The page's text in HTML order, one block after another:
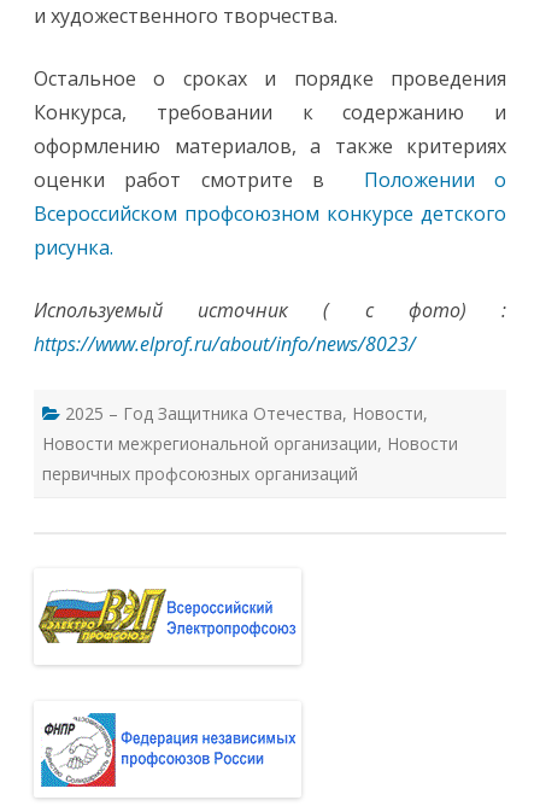
и художественного творчества.
Остальное о сроках и порядке проведения
Конкурса, требовании к содержанию и
оформлению материалов, а также критериях
оценки работ смотрите в Положении о
Всероссийском профсоюзном конкурсе детского
рисунка.
Используемый источник ( с фото) :
https://www.elprof.ru/about/info/news/8023/
2025 – Год Защитника Отечества, Новости,
Новости межрегиональной организации, Новости
первичных профсоюзных организаций